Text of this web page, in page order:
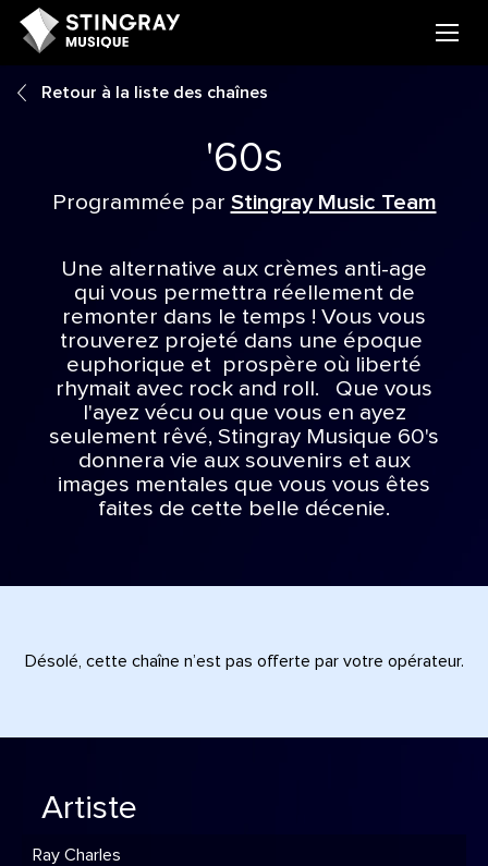
Retour à la liste des chaînes
'60s
Programmée par Stingray Music Team
Une alternative aux crèmes anti-age
qui vous permettra réellement de
remonter dans le temps ! Vous vous
trouverez projeté dans une époque
euphorique et prospère où liberté
rhymait avec rock and roll. Que vous
l'ayez vécu ou que vous en ayez
seulement rêvé, Stingray Musique 60's
donnera vie aux souvenirs et aux
images mentales que vous vous êtes
faites de cette belle décenie.
Désolé, cette chaîne n’est pas offerte par votre opérateur.
Artiste
Ray Charles